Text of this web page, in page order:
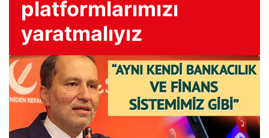
platformlarımızı
yaratmalıyız